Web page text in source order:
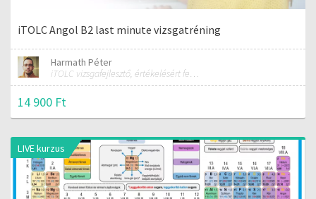
iTOLC Angol B2 last minute vizsgatréning
Harmath Péter
iTOLC vizsgafejlesztő, értékelésért felelős szakmai vezető
14 900 Ft
LIVE kurzus